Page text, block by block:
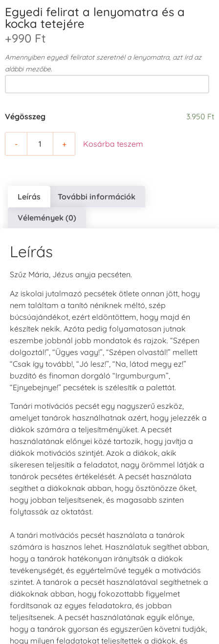
Egyedi felirat a lenyomatra és a
kocka tetejére
+990 Ft
Amennyiben egyedi feliratot szeretnél a lenyomatra, azt írd az
alábbi mezőbe.
Végösszeg 3.950 Ft
- + Kosárba teszem
Leírás További információk
Vélemények (0)
Leírás
Szűz Mária, Jézus anyja pecséten.
Az iskolai jutalmazó pecsétek ötlete onnan jött, hogy
nem találtam a tanító néniknek méltó, szép
búcsúajándékot, ezért eldöntöttem, hogy majd én
készítek nekik. Azóta pedig folyamatosan jutnak
eszembe jobbnál jobb mondatok és rajzok. “Szépen
dolgoztál!”, “Ügyes vagy!”, “Szépen olvastál!” mellett
“Csak így tovább!, “Jó lesz!”, “Na, látod megy ez!”
buzdító és finoman dorgáló “Irgumburgum”,
“Ejnyebejnye!” pecsétek is szélesítik a palettát.
Tanári motívációs pecsét egy nagyszerű eszköz,
amelyet tanárok használhatnak azért, hogy jelezzék a
diákok számára a teljesítményüket. A pecsét
használatának előnyei közé tartozik, hogy javítja a
diákok motivációs szintjét. Azok a diákok, akik
sikeresen teljesítik a feladatot, nagy örömmel látják a
tanárok pecsétes értékelését. A pecsét használata
segíthet a diákoknak abban, hogy ösztönözze őket,
hogy jobban teljesítsenek, és magasabb szinten
folytassák az oktatást.
A tanári motívációs pecsét használata a tanárok
számára is hasznos lehet. Használatuk segíthet abban,
hogy a tanárok hatékonyan irányítsák a diákok
tevékenységét, és egyértelművé tegyék a motivációs
szintet. A tanárok a pecsét használatával segíthetnek a
diákoknak abban, hogy fokozottabb figyelmet
fordítsanak az egyes feladatokra, és jobban
teljesítsenek. A pecsét használatának egyik előnye,
hogy a tanárok gyorsan és egyszerűen követni tudják,
hogy milyen feladatokat teljesítettek a diákok, és